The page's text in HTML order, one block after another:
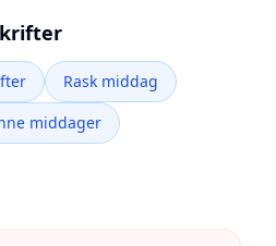
Rask middag
middager